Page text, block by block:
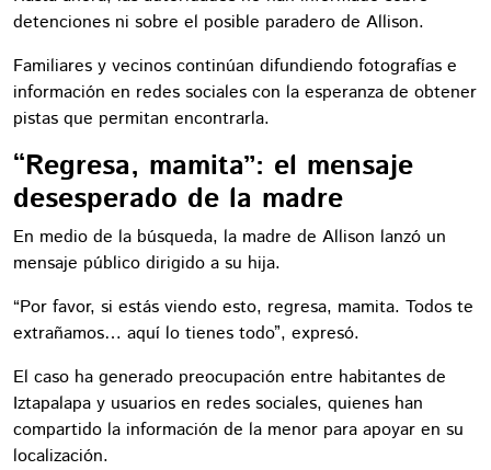
detenciones ni sobre el posible paradero de Allison.
Familiares y vecinos continúan difundiendo fotografías e
información en redes sociales con la esperanza de obtener
pistas que permitan encontrarla.
“Regresa, mamita”: el mensaje
desesperado de la madre
En medio de la búsqueda, la madre de Allison lanzó un
mensaje público dirigido a su hija.
“Por favor, si estás viendo esto, regresa, mamita. Todos te
extrañamos… aquí lo tienes todo”, expresó.
El caso ha generado preocupación entre habitantes de
Iztapalapa y usuarios en redes sociales, quienes han
compartido la información de la menor para apoyar en su
localización.